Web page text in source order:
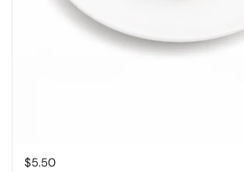
Prix régulier
$5.50